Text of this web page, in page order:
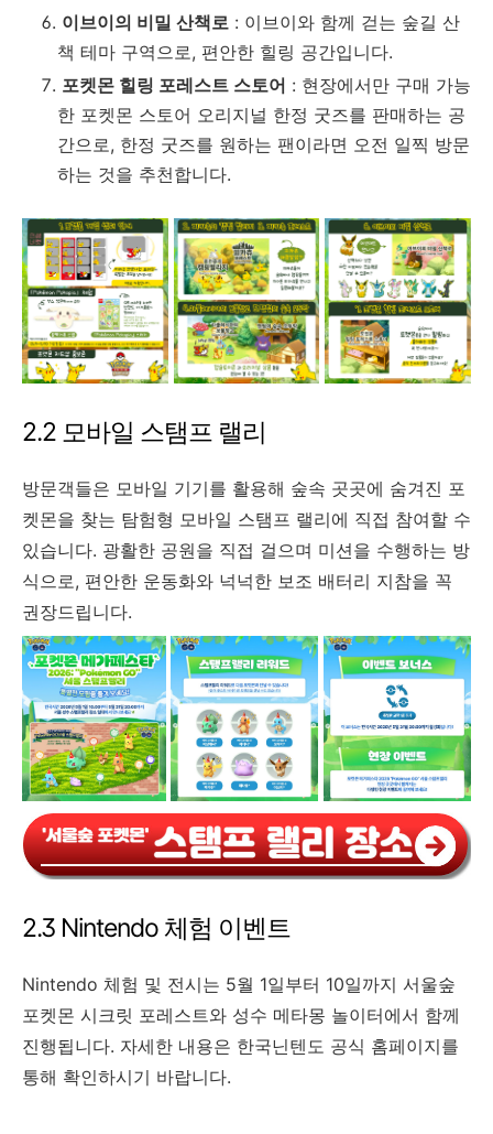
이브이의 비밀 산책로 : 이브이와 함께 걷는 숲길 산
책 테마 구역으로, 편안한 힐링 공간입니다.
포켓몬 힐링 포레스트 스토어 : 현장에서만 구매 가능
한 포켓몬 스토어 오리지널 한정 굿즈를 판매하는 공
간으로, 한정 굿즈를 원하는 팬이라면 오전 일찍 방문
하는 것을 추천합니다.
2.2 모바일 스탬프 랠리
방문객들은 모바일 기기를 활용해 숲속 곳곳에 숨겨진 포
켓몬을 찾는 탐험형 모바일 스탬프 랠리에 직접 참여할 수
있습니다. 광활한 공원을 직접 걸으며 미션을 수행하는 방
식으로, 편안한 운동화와 넉넉한 보조 배터리 지참을 꼭
권장드립니다.
2.3 Nintendo 체험 이벤트
Nintendo 체험 및 전시는 5월 1일부터 10일까지 서울숲
포켓몬 시크릿 포레스트와 성수 메타몽 놀이터에서 함께
진행됩니다. 자세한 내용은 한국닌텐도 공식 홈페이지를
통해 확인하시기 바랍니다.